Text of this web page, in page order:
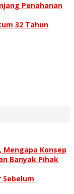
Penahanan
32 Tahun
Mengapa Konsep
Banyak Pihak
Sebelum